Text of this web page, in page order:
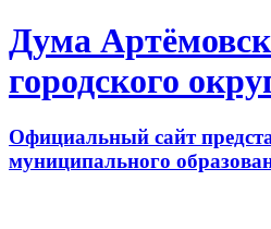
Дума
городского
Официальный сайт
муниципального